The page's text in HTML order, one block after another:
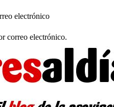
electrónico
correo electrónico.